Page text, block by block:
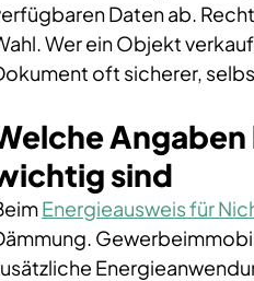
Daten ab.
Wer ein Objekt
oft sicherer,
sind
Energieausweis für